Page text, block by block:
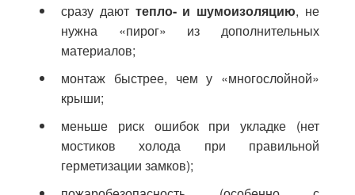
сразу дают тепло- и шумоизоляцию, не
нужна «пирог» из дополнительных
материалов;
монтаж быстрее, чем у «многослойной»
крыши;
меньше риск ошибок при укладке (нет
мостиков холода при правильной
герметизации замков);